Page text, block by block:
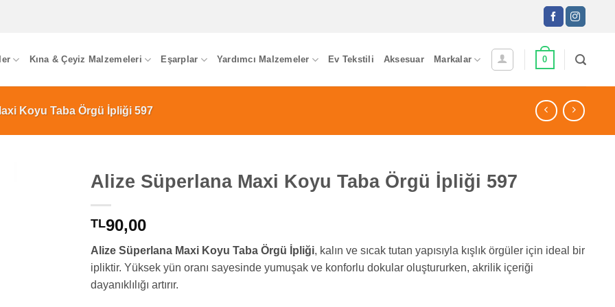
Kına & Çeyiz Malzemeleri Eşarplar Yardımcı Malzemeler Ev Tekstili Aksesuar Markalar 0
Koyu Taba Örgü İpliği 597
Alize Süperlana Maxi Koyu Taba Örgü İpliği 597
TL90,00
Alize Süperlana Maxi Koyu Taba Örgü İpliği, kalın ve sıcak tutan yapısıyla kışlık örgüler için ideal bir
ipliktir. Yüksek yün oranı sayesinde yumuşak ve konforlu dokular oluştururken, akrilik içeriği
dayanıklılığı artırır.